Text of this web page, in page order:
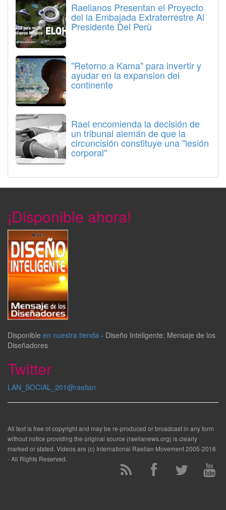
Raelianos Presentan el Proyecto
del la Embajada Extraterrestre Al
Presidente Del Perù
"Retorno a Kama" para invertir y
ayudar en la expansion del
continente
Rael encomienda la decisión de
un tribunal alemán de que la
circuncisión constituye una "lesión
corporal"
¡Disponible ahora!
Disponible en nuestra tienda - Diseño Inteligente: Mensaje de los
Diseñadores
Twitter
LAN_SOCIAL_201@raelian
All text is free of copyright and may be re-produced or broadcast in any form
without notice providing the original source (raelianews.org) is clearly
marked or stated. Videos are (c) International Raelian Movement 2005-2016
- All Rights Reserved.